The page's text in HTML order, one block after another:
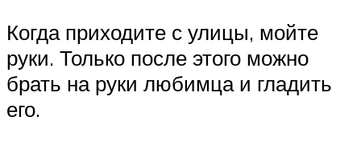
Когда приходите с улицы, мойте
руки. Только после этого можно
брать на руки любимца и гладить
его.